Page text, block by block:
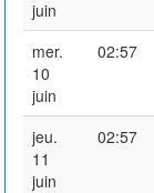
juin
mer.
10
juin
02:57
jeu.
11
juin
02:57